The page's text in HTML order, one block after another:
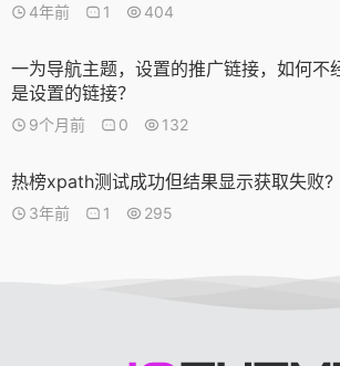
4年前 1 404
一为导航主题，设置的推广链接，如何不
是设置的链接？
9个月前 0 132
热榜xpath测试成功但结果显示获取失败?
3年前 1 295